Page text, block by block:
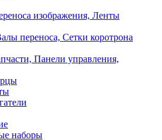
изображения, Ленты
переноса, Сетки коротрона
Панели управления,
наборы